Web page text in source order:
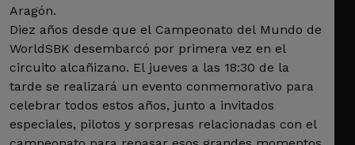
Aragón.
Diez años desde que el Campeonato del Mundo de
WorldSBK desembarcó por primera vez en el
circuito alcañizano. El jueves a las 18:30 de la
tarde se realizará un evento conmemorativo para
celebrar todos estos años, junto a invitados
especiales, pilotos y sorpresas relacionadas con el